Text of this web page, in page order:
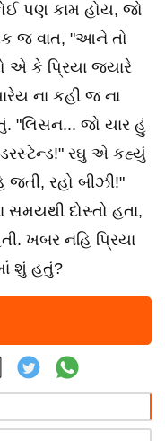
પણ કામ હોય, જો
જ વાત, "આને તો
એ કે પ્રિયા જ્યારે
ના કહી જ ના
જો યાર હું
રઘુ એ કહ્યું
જતી, રહો બીઝી!"
સમયથી દોસ્તો હતા,
ખબર નહિ પ્રિયા
શું હતું?